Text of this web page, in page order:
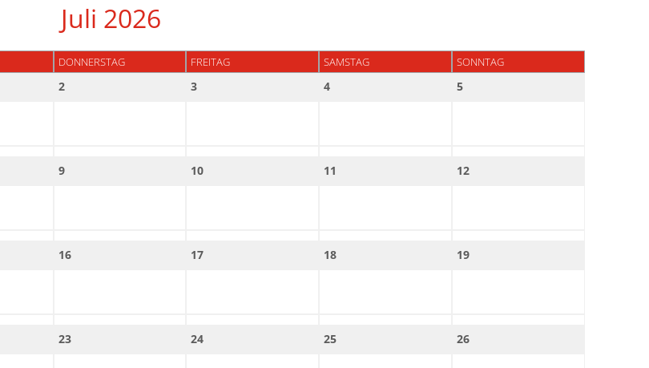
Juli 2026
DONNERSTAG FREITAG SAMSTAG
SONNTAG
2 3 4 5
9 10 11 12
16 17 18 19
23 24 25 26